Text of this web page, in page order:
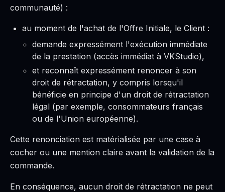
communauté) :
au moment de l'achat de l'Offre Initiale, le Client :
demande expressément l'exécution immédiate
de la prestation (accès immédiat à VKStudio),
et reconnaît expressément renoncer à son
droit de rétractation, y compris lorsqu'il
bénéficie en principe d'un droit de rétractation
légal (par exemple, consommateurs français
ou de l'Union européenne).
Cette renonciation est matérialisée par une case à
cocher ou une mention claire avant la validation de la
commande.
En conséquence, aucun droit de rétractation ne peut